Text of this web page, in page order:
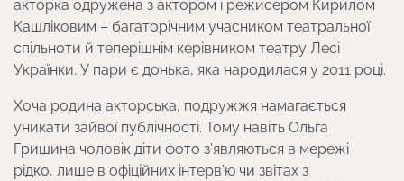
акторка одружена з актором і режисером Кирилом
Кашліковим – багаторічним учасником театральної
спільноти й теперішнім керівником театру Лесі
Українки. У пари є донька, яка народилася у 2011 році.
Хоча родина акторська, подружжя намагається
уникати зайвої публічності. Тому навіть Ольга
Гришина чоловік діти фото з’являються в мережі
рідко, лише в офіційних інтерв’ю чи звітах з